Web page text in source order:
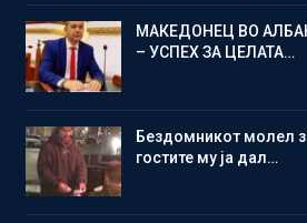
МАКЕДОНЕЦ ВО
– УСПЕХ ЗА ЦЕЛАТА…
Бездомникот молел
гостите му ја дал…